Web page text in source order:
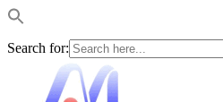
Search for: